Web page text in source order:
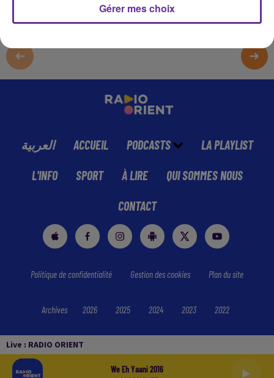
Live : RADIO ORIENT
We Eh Yaani 2016
العربية ACCUEIL PODCASTS LA PLAYLIST
L'INFO SPORT À LIRE QUI SOMMES NOUS
CONTACT
Politique de confidentialité Gestion des cookies Plan du site
Archives 2026 2025 2024 2023 2022
Gérer mes choix